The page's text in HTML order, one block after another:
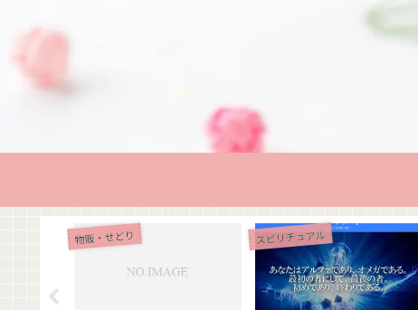
物販・せどり スピリチュアル